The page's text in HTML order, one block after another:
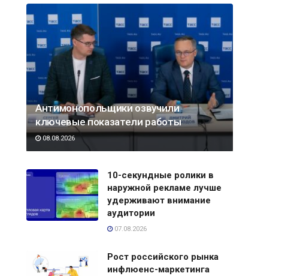
Антимонопольщики озвучили
ключевые показатели работы
08.08.2026
10-секундные ролики в
наружной рекламе лучше
удерживают внимание
аудитории
07.08.2026
Рост российского рынка
инфлюенс-маркетинга